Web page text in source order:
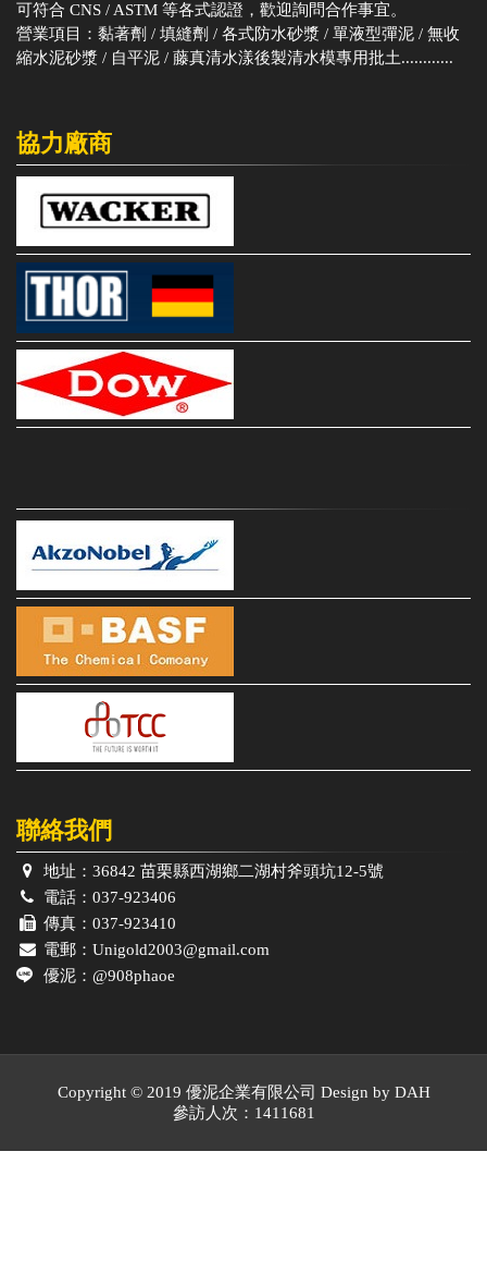
可符合 CNS / ASTM 等各式認證，歡迎詢問合作事宜。
營業項目：黏著劑 / 填縫劑 / 各式防水砂漿 / 單液型彈泥 / 無收
縮水泥砂漿 / 自平泥 / 藤真清水漾後製清水模專用批土............
協力廠商
聯絡我們
地址： 36842 苗栗縣西湖鄉二湖村斧頭坑12-5號
電話： 037-923406
傳真： 037-923410
電郵： Unigold2003@gmail.com
優泥： @908phaoe
Copyright © 2019 優泥企業有限公司 Design by DAH
參訪人次：1411681